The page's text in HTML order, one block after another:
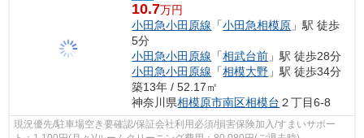
10.7万円
小田急小田原線 「小田急相模原 」駅 徒歩
5分
小田急小田原線 「相武台前 」駅 徒歩28分
小田急小田原線 「相模大野 」駅 徒歩34分
築13年 / 52.17㎡
神奈川県相模原市南区相模台 ２丁目6-8
現況優先/駐車場空き要確認/保証会社利用必須/損害保険加入/すまいサポー